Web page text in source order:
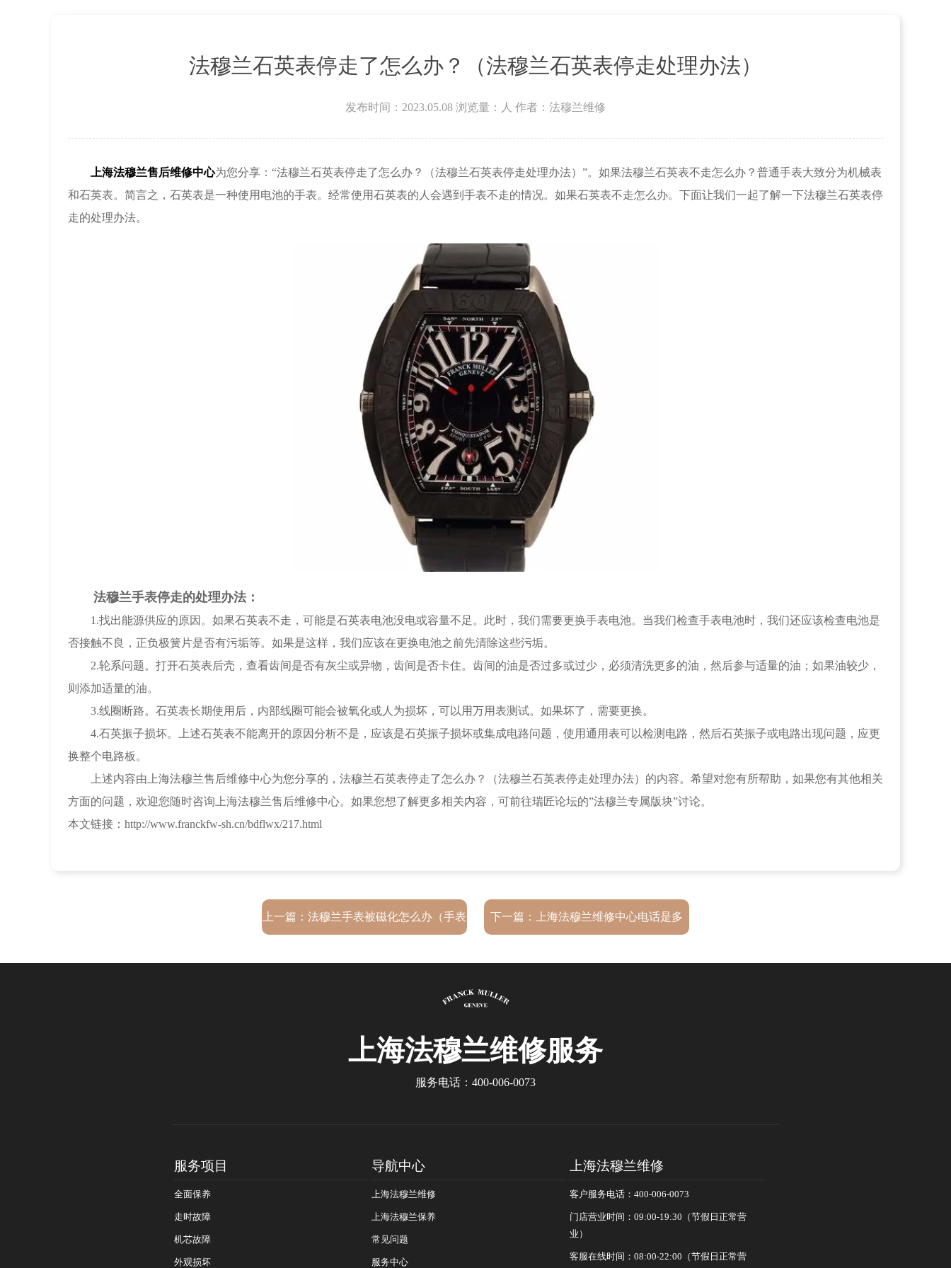
法穆兰石英表停走了怎么办？（法穆兰石英表停走处理办法）
发布时间：2023.05.08 浏览量： 人 作者：法穆兰维修
上海法穆兰售后维修中心为您分享：“法穆兰石英表停走了怎么办？（法穆兰石英表停走处理办法）”。如果法穆兰石英表不走怎么办？普通手表大致分为机械表
和石英表。简言之，石英表是一种使用电池的手表。经常使用石英表的人会遇到手表不走的情况。如果石英表不走怎么办。下面让我们一起了解一下法穆兰石英表停
走的处理办法。
法穆兰手表停走的处理办法：
1.找出能源供应的原因。如果石英表不走，可能是石英表电池没电或容量不足。此时，我们需要更换手表电池。当我们检查手表电池时，我们还应该检查电池是
否接触不良，正负极簧片是否有污垢等。如果是这样，我们应该在更换电池之前先清除这些污垢。
2.轮系问题。打开石英表后壳，查看齿间是否有灰尘或异物，齿间是否卡住。齿间的油是否过多或过少，必须清洗更多的油，然后参与适量的油；如果油较少，
则添加适量的油。
3.线圈断路。石英表长期使用后，内部线圈可能会被氧化或人为损坏，可以用万用表测试。如果坏了，需要更换。
4.石英振子损坏。上述石英表不能离开的原因分析不是，应该是石英振子损坏或集成电路问题，使用通用表可以检测电路，然后石英振子或电路出现问题，应更
换整个电路板。
上述内容由上海法穆兰售后维修中心为您分享的，法穆兰石英表停走了怎么办？（法穆兰石英表停走处理办法）的内容。希望对您有所帮助，如果您有其他相关
方面的问题，欢迎您随时咨询上海法穆兰售后维修中心。如果您想了解更多相关内容，可前往瑞匠论坛的”法穆兰专属版块”讨论。
本文链接：http://www.franckfw-sh.cn/bdflwx/217.html
上一篇： 法穆兰手表被磁化怎么办（手表 下一篇： 上海法穆兰维修中心电话是多
上海法穆兰维修服务
服务电话： 400-006-0073
服务项目
全面保养
走时故障
机芯故障
外观损坏
导航中心
上海法穆兰维修
上海法穆兰保养
常见问题
服务中心
上海法穆兰维修
客户服务电话：400-006-0073
门店营业时间：09:00-19:30（节假日正常营
业）
客服在线时间：08:00-22:00（节假日正常营